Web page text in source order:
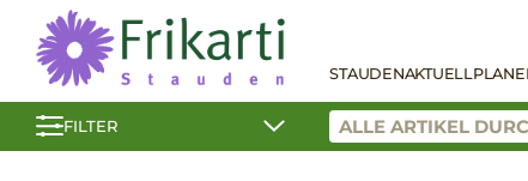
STAUDENAKTUELL
FILTER